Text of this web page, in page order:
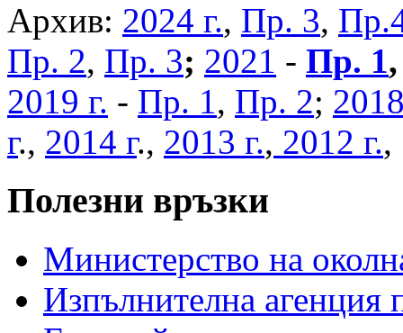
Архив: 2024 г., Пр. 3,
Пр. 2, Пр. 3; 2021 - Пр. 1
2019 г. - Пр. 1, Пр. 2;
г., 2014 г., 2013 г., 2012 г.
Полезни връзки
Министерство на
Изпълнителна агенция